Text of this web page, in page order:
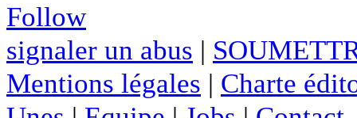
Follow
signaler un abus |
Mentions légales | Charte